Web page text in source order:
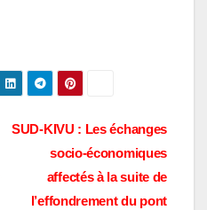
SUD-KIVU : Les échanges
socio-économiques
affectés à la suite de
l’effondrement du pont